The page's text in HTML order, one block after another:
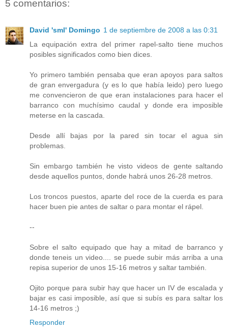
5 comentarios:
David 'sml' Domingo 1 de septiembre de 2008 a las 0:31
La equipación extra del primer rapel-salto tiene muchos
posibles significados como bien dices.
Yo primero también pensaba que eran apoyos para saltos
de gran envergadura (y es lo que había leido) pero luego
me convencieron de que eran instalaciones para hacer el
barranco con muchísimo caudal y donde era imposible
meterse en la cascada.
Desde allí bajas por la pared sin tocar el agua sin
problemas.
Sin embargo también he visto videos de gente saltando
desde aquellos puntos, donde habrá unos 26-28 metros.
Los troncos puestos, aparte del roce de la cuerda es para
hacer buen pie antes de saltar o para montar el rápel.
--
Sobre el salto equipado que hay a mitad de barranco y
donde teneis un video.... se puede subir más arriba a una
repisa superior de unos 15-16 metros y saltar también.
Ojito porque para subir hay que hacer un IV de escalada y
bajar es casi imposible, así que si subís es para saltar los
14-16 metros ;)
Responder